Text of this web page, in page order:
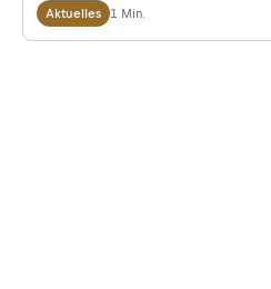
Aktuelles 1 Min.